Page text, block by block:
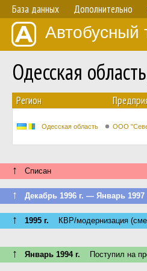
База данных Дополнительно
Автобусный
Одесская
Регион
Одесская область ООО
↑ Списан
↑ Декабрь 1996 г. — Январь 1997
↑ 1995 г. КВР/модернизация
↑ Январь 1994 г. Поступил на